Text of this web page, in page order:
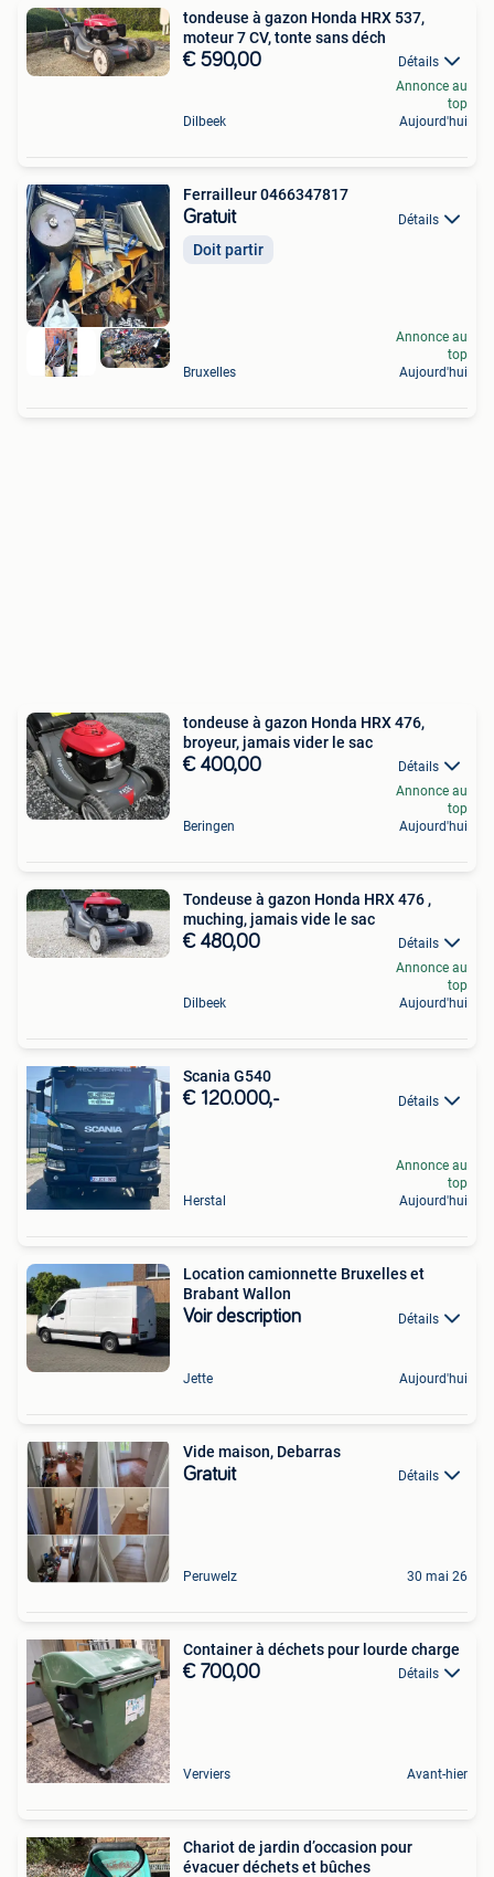
tondeuse à gazon Honda HRX 537,
moteur 7 CV, tonte sans déch
€ 590,00 Détails
Dilbeek
Annonce au
top
Aujourd'hui
Ferrailleur 0466347817
Gratuit Détails
Doit partir
Bruxelles
Annonce au
top
Aujourd'hui
tondeuse à gazon Honda HRX 476,
broyeur, jamais vider le sac
€ 400,00 Détails
Beringen
Annonce au
top
Aujourd'hui
Tondeuse à gazon Honda HRX 476 ,
muching, jamais vide le sac
€ 480,00 Détails
Dilbeek
Annonce au
top
Aujourd'hui
Scania G540
€ 120.000,- Détails
Herstal
Annonce au
top
Aujourd'hui
Location camionnette Bruxelles et
Brabant Wallon
Voir description Détails
Jette Aujourd'hui
Vide maison, Debarras
Gratuit Détails
Peruwelz 30 mai 26
Container à déchets pour lourde charge
€ 700,00 Détails
Verviers Avant-hier
Chariot de jardin d’occasion pour
évacuer déchets et bûches